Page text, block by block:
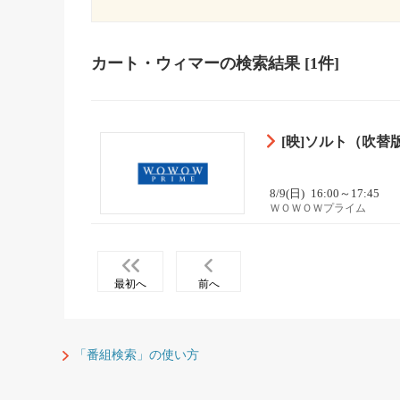
カート・ウィマーの検索結果[1件]
[映]ソルト（吹替
8/9(日) 16:00～17:45
ＷＯＷＯＷプライム
最初へ 前へ
「番組検索」の使い方